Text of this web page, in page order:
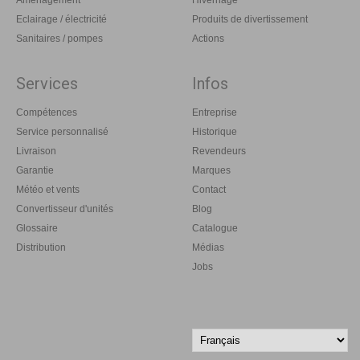
Eclairage / électricité
Sanitaires / pompes
Produits de divertissement
Actions
Services
Compétences
Service personnalisé
Livraison
Garantie
Météo et vents
Convertisseur d'unités
Glossaire
Distribution
Infos
Entreprise
Historique
Revendeurs
Marques
Contact
Blog
Catalogue
Médias
Jobs